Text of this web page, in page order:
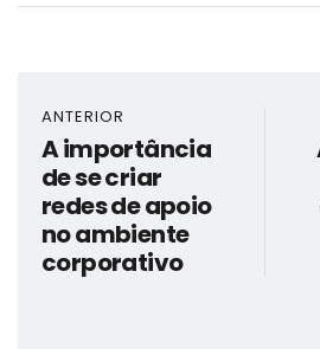
ANTERIOR
A importância
de se criar
redes de apoio
no ambiente
corporativo